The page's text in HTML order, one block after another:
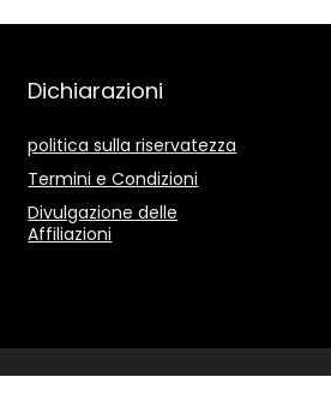
Dichiarazioni
politica sulla riservatezza
Termini e Condizioni
Divulgazione delle
Affiliazioni